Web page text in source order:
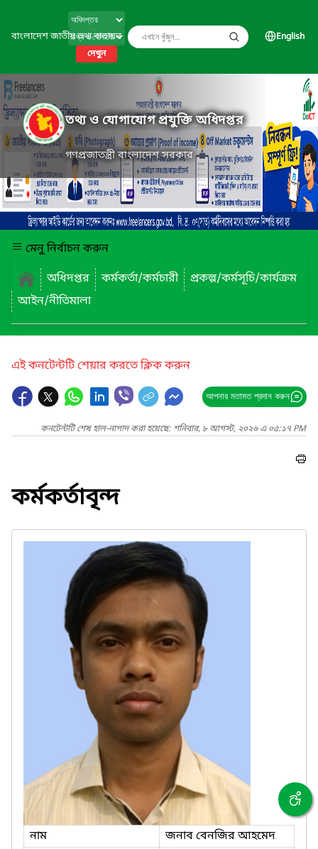
বাংলাদেশ জাতীয় তথ্য বাতায়ন
দেখুন
English
তথ্য ও যোগাযোগ প্রযুক্তি অধিদপ্তর
গণপ্রজাতন্ত্রী বাংলাদেশ সরকার
মেনু নির্বাচন করুন
অধিদপ্তর
কর্মকর্তা/কর্মচারী
প্রকল্প/কর্মসূচি/কার্যক্রম
আইন/নীতিমালা
এই কনটেন্টটি শেয়ার করতে ক্লিক করুন
আপনার মতামত প্রদান করুন
কনটেন্টটি শেষ হাল-নাগাদ করা হয়েছে: শনিবার, ৮ আগস্ট, ২০২৬ এ ০৫:১৭ PM
কর্মকর্তাবৃন্দ
নাম
জনাব বেনজির আহমেদ